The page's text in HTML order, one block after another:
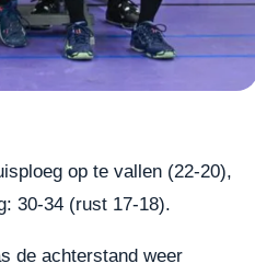
op te vallen (22-20),
30-34 (rust 17-18).
de achterstand weer